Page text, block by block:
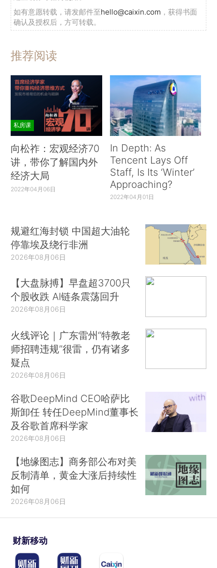
如有意愿转载，请发邮件至hello@caixin.com ，获得书面
确认及授权后，方可转载。
推荐阅读
私房课
向松祚：宏观经济70
讲，带你了解国内外
经济大局
2022年04月06日
In Depth: As
Tencent Lays Off
Staff, Is Its ‘Winter’
Approaching?
2022年04月01日
规避红海封锁 中国超大油轮
停靠埃及绕行非洲
2026年08月06日
【大盘脉搏】早盘超3700只
个股收跌 AI链条震荡回升
2026年08月06日
火线评论｜广东雷州“特教老
师招聘违规”很雷，仍有诸多
疑点
2026年08月06日
谷歌DeepMind CEO哈萨比
斯卸任 转任DeepMind董事长
及谷歌首席科学家
2026年08月06日
【地缘图志】商务部公布对美
反制清单，黄金大涨后持续性
如何
2026年08月06日
财新移动